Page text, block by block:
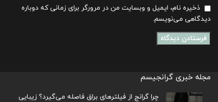
ذخیره نام، ایمیل و وبسایت من در مرورگر برای زمانی که دوباره
دیدگاهی می‌نویسم.
مجله خبری گرانجیسم
چرا گرانج از فیلترهای براق فاصله می‌گیرد؟ زیبایی